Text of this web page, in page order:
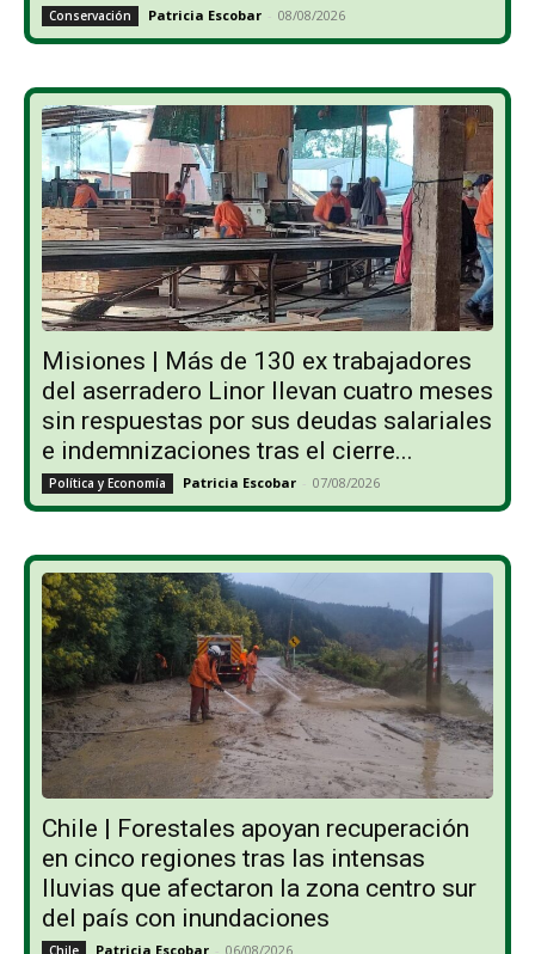
Conservación Patricia Escobar - 08/08/2026
Misiones | Más de 130 ex trabajadores
del aserradero Linor llevan cuatro meses
sin respuestas por sus deudas salariales
e indemnizaciones tras el cierre...
Política y Economía Patricia Escobar - 07/08/2026
Chile | Forestales apoyan recuperación
en cinco regiones tras las intensas
lluvias que afectaron la zona centro sur
del país con inundaciones
Patricia Escobar - 06/08/2026